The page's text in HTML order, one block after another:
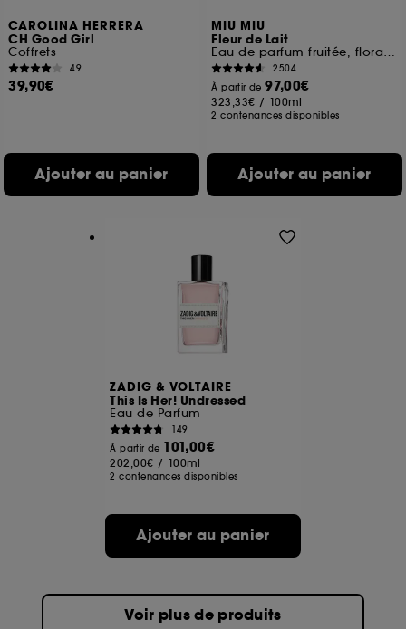
CAROLINA HERRERA
CH Good Girl
Coffrets
49
39,90€
Ajouter au panier
MIU MIU
Fleur de Lait
Eau de parfum fruitée, florale et ambrée pour femme
2504
À partir de97,00€
323,33€ / 100ml
2 contenances disponibles
Ajouter au panier
ZADIG & VOLTAIRE
This Is Her! Undressed
Eau de Parfum
149
À partir de 101,00€
202,00€ / 100ml
2 contenances disponibles
Ajouter au panier
Voir plus de produits